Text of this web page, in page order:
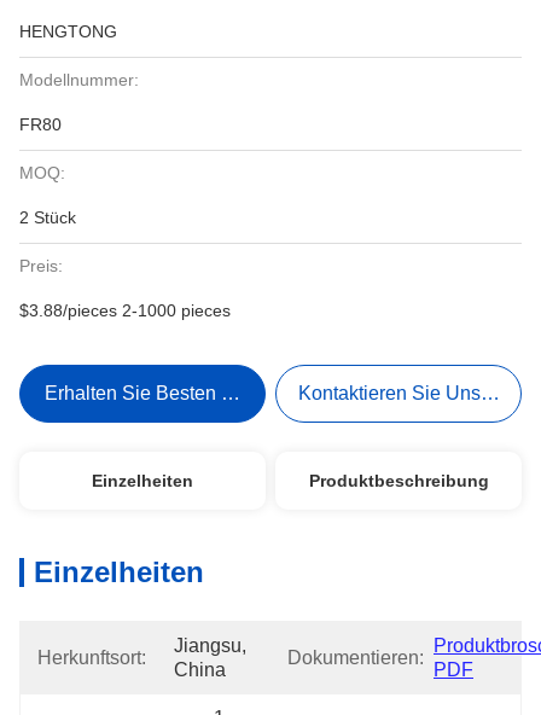
HENGTONG
Modellnummer:
FR80
MOQ:
2 Stück
Preis:
$3.88/pieces 2-1000 pieces
Erhalten Sie Besten Preis Kontaktieren Sie Uns Jetzt
Einzelheiten Produktbeschreibung
Einzelheiten
Herkunftsort:
Jiangsu,
China
Dokumentieren:
PDF